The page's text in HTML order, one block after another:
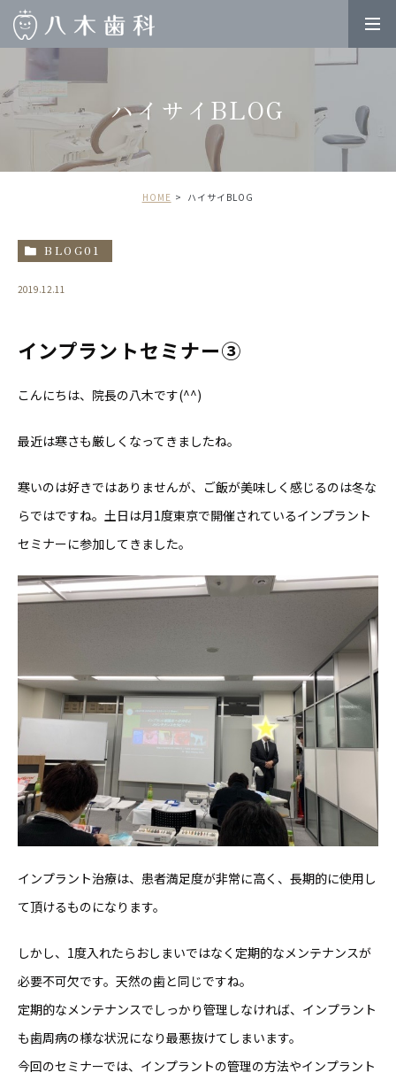
ハイサイBLOG
HOME ハイサイBLOG
BLOG01
2019.12.11
インプラントセミナー③
こんにちは、院長の八木です(^^)
最近は寒さも厳しくなってきましたね。
寒いのは好きではありませんが、ご飯が美味しく感じるのは冬な
らではですね。土日は月1度東京で開催されているインプラント
セミナーに参加してきました。
インプラント治療は、患者満足度が非常に高く、長期的に使用し
て頂けるものになります。
しかし、1度入れたらおしまいではなく定期的なメンテナンスが
必要不可欠です。天然の歯と同じですね。
定期的なメンテナンスでしっかり管理しなければ、インプラント
も歯周病の様な状況になり最悪抜けてしまいます。
今回のセミナーでは、インプラントの管理の方法やインプラント